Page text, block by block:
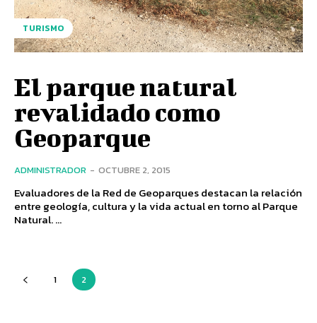
TURISMO
El parque natural
revalidado como
Geoparque
ADMINISTRADOR - OCTUBRE 2, 2015
Evaluadores de la Red de Geoparques destacan la relación
entre geología, cultura y la vida actual en torno al Parque
Natural. ...
1 2